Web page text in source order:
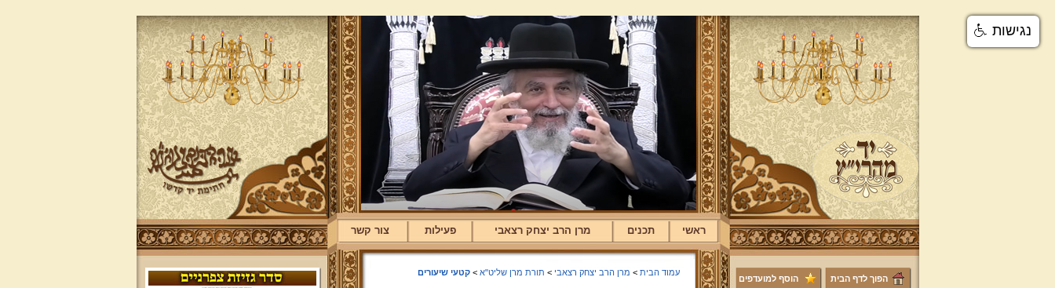
ראשי תכנים מרן הרב יצחק רצאבי פעילות צור קשר
הפוך לדף הבית הוסף למועדפים
עמוד הבית > מרן הרב יצחק רצאבי > תורת מרן שליט"א >קטעי שיעורים
נגישות